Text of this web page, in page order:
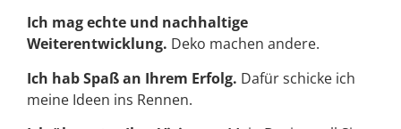
Ich mag echte und nachhaltige
Weiterentwicklung. Deko machen andere.
Ich hab Spaß an Ihrem Erfolg. Dafür schicke ich
meine Ideen ins Rennen.